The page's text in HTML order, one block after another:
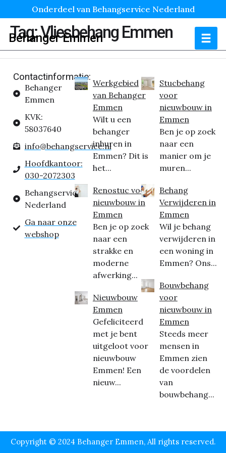
Onderdeel van Behangservice Nederland
Behanger Emmen
Tag:Vliesbehang Emmen
Contactinformatie:
Behanger
Emmen
KVK:
58037640
info@behangservice.nl
Hoofdkantoor:
030-2072303
Behangservice
Nederland
Ga naar onze
webshop
Werkgebied
van Behanger
Emmen
Wilt u een
behanger
inhuren in
Emmen? Dit is
het...
Renostuc voor
nieuwbouw in
Emmen
Ben je op zoek
naar een
strakke en
moderne
afwerking...
Nieuwbouw
Emmen
Gefeliciteerd
met je bent
uitgeloot voor
nieuwbouw
Emmen! Een
nieuw...
Stucbehang
voor
nieuwbouw in
Emmen
Ben je op zoek
naar een
manier om je
muren...
Behang
Verwijderen in
Emmen
Wil je behang
verwijderen in
een woning in
Emmen? Ons...
Bouwbehang
voor
nieuwbouw in
Emmen
Steeds meer
mensen in
Emmen zien
de voordelen
van
bouwbehang...
Copyright © 2024 Behanger Emmen, All rights reserved.